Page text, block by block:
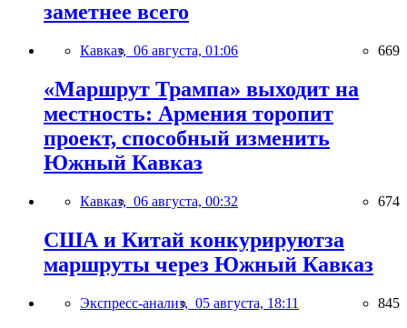
заметнее всего
Кавказ, 06 августа, 01:06 669
«Маршрут Трампа» выходит на
местность: Армения торопит
проект, способный изменить
Южный Кавказ
Кавказ, 06 августа, 00:32 674
США и Китай конкурируютза
маршруты через Южный Кавказ
Экспресс-анализ, 05 августа, 18:11 845